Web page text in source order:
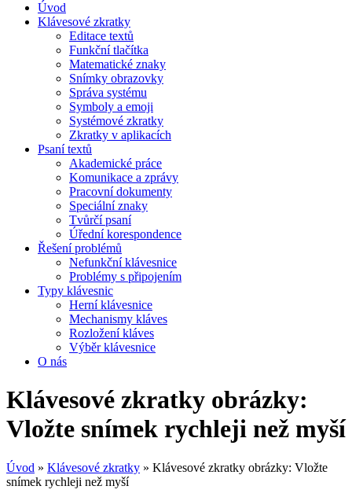
Úvod
Klávesové zkratky
Editace textů
Funkční tlačítka
Matematické znaky
Snímky obrazovky
Správa systému
Symboly a emoji
Systémové zkratky
Zkratky v aplikacích
Psaní textů
Akademické práce
Komunikace a zprávy
Pracovní dokumenty
Speciální znaky
Tvůrčí psaní
Úřední korespondence
Řešení problémů
Nefunkční klávesnice
Problémy s připojením
Typy klávesnic
Herní klávesnice
Mechanismy kláves
Rozložení kláves
Výběr klávesnice
O nás
Klávesové zkratky obrázky:
Vložte snímek rychleji než myší
Úvod » Klávesové zkratky » Klávesové zkratky obrázky: Vložte
snímek rychleji než myší